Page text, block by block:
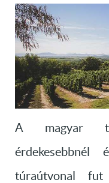
A magyar
érdekesebbnél
túraútvonal fut